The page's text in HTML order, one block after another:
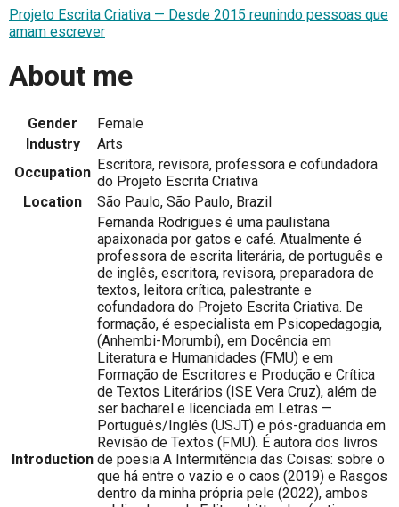
Projeto Escrita Criativa — Desde 2015 reunindo pessoas que
amam escrever
About me
Gender
Female
Industry
Arts
Occupation Escritora, revisora, professora e cofundadora
do Projeto Escrita Criativa
Location
São Paulo, São Paulo, Brazil
Introduction
Fernanda Rodrigues é uma paulistana
apaixonada por gatos e café. Atualmente é
professora de escrita literária, de português e
de inglês, escritora, revisora, preparadora de
textos, leitora crítica, palestrante e
cofundadora do Projeto Escrita Criativa. De
formação, é especialista em Psicopedagogia,
(Anhembi-Morumbi), em Docência em
Literatura e Humanidades (FMU) e em
Formação de Escritores e Produção e Crítica
de Textos Literários (ISE Vera Cruz), além de
ser bacharel e licenciada em Letras —
Português/Inglês (USJT) e pós-graduanda em
Revisão de Textos (FMU). É autora dos livros
de poesia A Intermitência das Coisas: sobre o
que há entre o vazio e o caos (2019) e Rasgos
dentro da minha própria pele (2022), ambos